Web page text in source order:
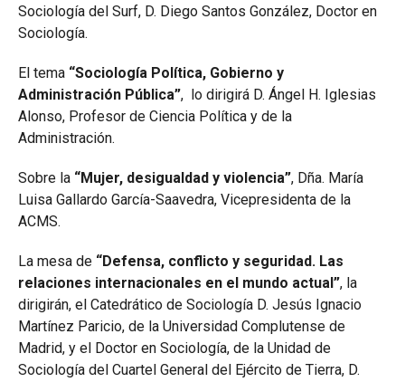
Sociología del Surf, D. Diego Santos González, Doctor en
Sociología.
El tema “Sociología Política, Gobierno y
Administración Pública”, lo dirigirá D. Ángel H. Iglesias
Alonso, Profesor de Ciencia Política y de la
Administración.
Sobre la “Mujer, desigualdad y violencia”, Dña. María
Luisa Gallardo García-Saavedra, Vicepresidenta de la
ACMS.
La mesa de “Defensa, conflicto y seguridad. Las
relaciones internacionales en el mundo actual”, la
dirigirán, el Catedrático de Sociología D. Jesús Ignacio
Martínez Paricio, de la Universidad Complutense de
Madrid, y el Doctor en Sociología, de la Unidad de
Sociología del Cuartel General del Ejército de Tierra, D.